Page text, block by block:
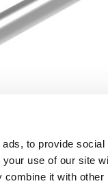
to provide
use of our site
it with other